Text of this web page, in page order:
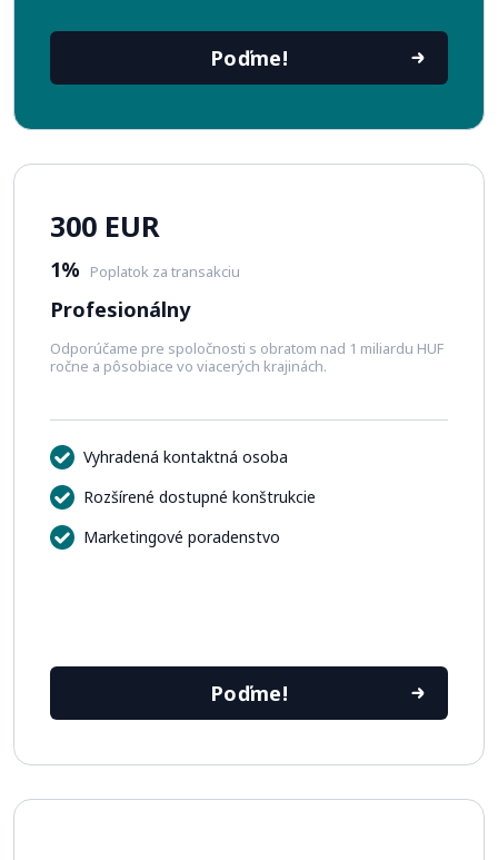
Poďme!
300 EUR
1% Poplatok za transakciu
Profesionálny
Odporúčame pre spoločnosti s obratom nad 1 miliardu HUF
ročne a pôsobiace vo viacerých krajinách.
Vyhradená kontaktná osoba
Rozšírené dostupné konštrukcie
Marketingové poradenstvo
Poďme!